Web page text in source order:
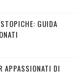
GUIDA
APPASSIONATI DI